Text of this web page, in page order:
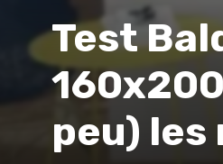
Test
peu)